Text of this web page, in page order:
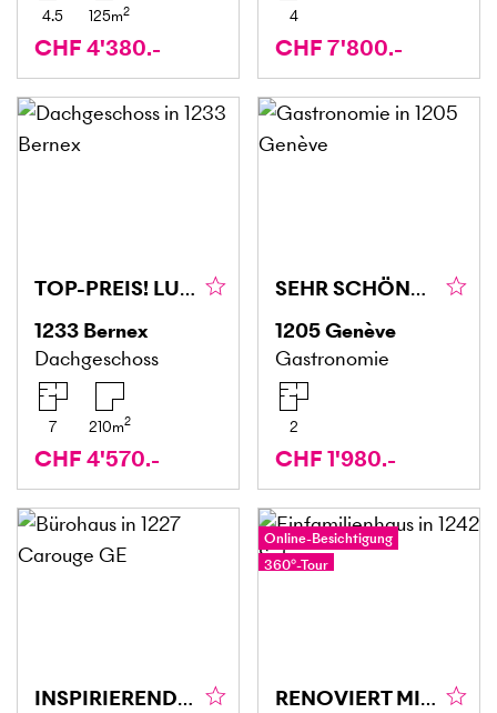
4.5 125m2
CHF 4'380.-
4
CHF 7'800.-
TOP-PREIS! LUXURIÖS AUF DREI ETAGEN
1233 Bernex
Dachgeschoss
7 210m2
CHF 4'570.-
SEHR SCHÖNES GESCHÄFT ZU ÜBERNEHMEN
1205Genève
Gastronomie
2
CHF 1'980.-
INSPIRIEREND UND LICHTDURCHFLUTET
Online-Besichtigung
360°-Tour
RENOVIERT MIT GARTEN, RUHIG IN DEN WEINBERGEN